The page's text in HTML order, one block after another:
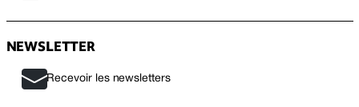
NEWSLETTER
Recevoir les newsletters